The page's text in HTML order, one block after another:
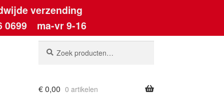
verzending
0699 ma-vr 9-16
naar:
€0,00 0 artikelen